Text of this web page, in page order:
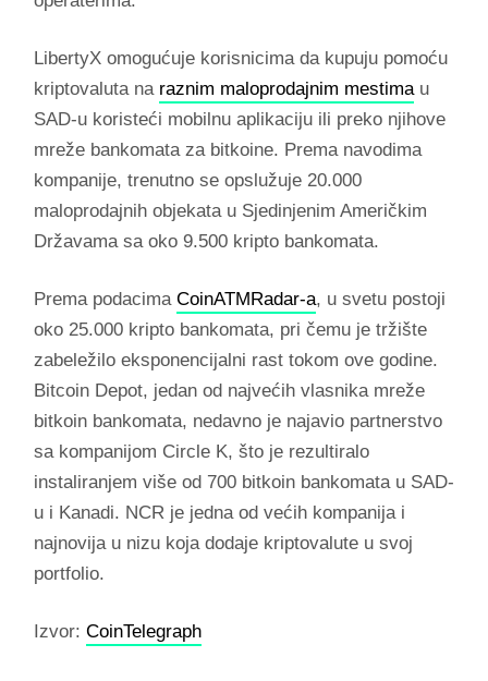
LibertyX omogućuje korisnicima da kupuju pomoću
kriptovaluta na raznim maloprodajnim mestimau
SAD-u koristeći mobilnu aplikaciju ili preko njihove
mreže bankomata za bitkoine. Prema navodima
kompanije, trenutno se opslužuje 20.000
maloprodajnih objekata u Sjedinjenim Američkim
Državama sa oko 9.500 kripto bankomata.
Prema podacima CoinATMRadar-a, u svetu postoji
oko 25.000 kripto bankomata, pri čemu je tržište
zabeležilo eksponencijalni rast tokom ove godine.
Bitcoin Depot, jedan od najvećih vlasnika mreže
bitkoin bankomata, nedavno je najavio partnerstvo
sa kompanijom Circle K, što je rezultiralo
instaliranjem više od 700 bitkoin bankomata u SAD-
u i Kanadi. NCR je jedna od većih kompanija i
najnovija u nizu koja dodaje kriptovalute u svoj
portfolio.
Izvor: CoinTelegraph